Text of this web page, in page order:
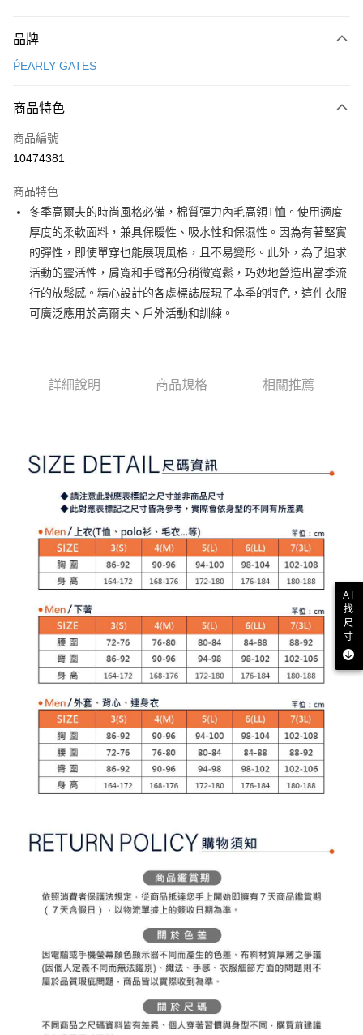
信用卡一次付款
LINE Pay
Apple Pay
悠遊付
大哥付你分期
相關說明
【大哥付你分期使用說明】
1.本服務由台灣大哥大提供，台灣大哥大用戶可立即使用無須另外申請。
2.付款方式選擇「大哥付你分期」，訂單成立後會自動跳轉到大哥付的交易
流程，驗證手機門號後，選擇欲分期的期數、繳款截止日，確認付款後即完
法說明評估內容。
帳／街口支付／iPASS MONEY」等通路繳費。
1.本服務係由「台灣大哥大股份有限公司」（以下簡稱本公司）所提供，讓
用戶於交易時，得透過本服務購買商品或服務，並由商店將買賣／分期付款
買賣價金債權讓與本公司後，依約使用本公司帳單繳交帳款。
2.基於同意付款使用「大哥付你分期」之契約關係目的，商店將以您的個人
資料（包含姓名、電話或地址）提供予台灣大哥大進項蒐集、處理及利用，
由本公司與您本人進行分期帳單所需資料之確認、核對及更正。
3.完整用戶服務條款，請詳閱以下連結：https://oppay.tw/userRule
AFTEE先享後付
相關說明
【關於「AFTEE先享後付」】
２．便利：只要手機號碼，簡訊認證，即可結帳。
３．安心：先確認商品／服務後，再付款。
２．訂單成立數日內，您將收到繳費通知簡訊。
３．收到繳費通知簡訊後14天內，點擊此簡訊中的連結，可透過四大超商／
ATM／網路銀行／等多元方式進行付款，方視為交易完成。
※ 請注意：結帳手續完成當下不需立刻繳費，但若您需要取消訂單，請聯絡
後付繳納相關費用。
※ 交易是否成功請以「AFTEE先享後付 」之結帳頁面顯示為準，若有關於
是否繳費成功／繳費後需取消欲退款等相關疑問，請聯繫「AFTEE先享後付
客戶支援中心」
https://netprotections.freshdesk.com/support/home
【注意事項】
１．透過由恩沛科技股份有限公司提供之「AFTEE先享後付」服務完成之交
易，需依本服務之必要範圍內提供個人資料，並將交易相關給付款項請求債
權轉讓予恩沛科技股份有限公司。
２．關於個人資料處理事宜，請瀏覽以下網址：
https://aftee.tw/terms/#terms3
３．未成年的使用者請事先徵得法定代理人或監護人之同意方可使用
「AFTEE先享後付」，若未經同意申辦者引起之損失，本公司不負相關責
任。
４．使用「AFTEE先享後付」時，將依據個別帳號之用戶狀況，依本公司即
時審查核予不同之上限額度；若仍有額度不足之情形，本公司將視審查結果
請求用戶進行身份認證。
５．嚴禁一人註冊多個帳號或使用他人資訊註冊。若發現惡意使用之情形，
免運費
萊爾富取貨付款
付款後萊爾富取貨
免運費
7-11取貨付款
付款後7-11取貨
免運費
離島宅配
免運費
品牌
ṔEARLY GATES
商品特色
商品編號
10474381
商品特色
冬季高爾夫的時尚風格必備，棉質彈力內毛高領T恤。使用適度
厚度的柔軟面料，兼具保暖性、吸水性和保濕性。因為有著堅實
的彈性，即使單穿也能展現風格，且不易變形。此外，為了追求
活動的靈活性，肩寬和手臂部分稍微寬鬆，巧妙地營造出當季流
行的放鬆感。精心設計的各處標誌展現了本季的特色，這件衣服
可廣泛應用於高爾夫、戶外活動和訓練。
詳細說明 商品規格 相關推薦
AI
找
尺
寸